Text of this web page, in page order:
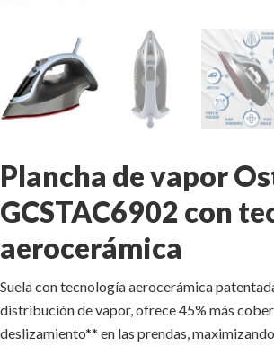
Plancha de vapor
GCSTAC6902 con
aerocerámica
Suela con tecnología aerocerámica
distribución de vapor, ofrece 45% más
deslizamiento** en las prendas,